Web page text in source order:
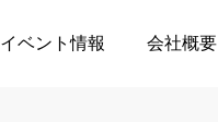
イベント情報 会社概要